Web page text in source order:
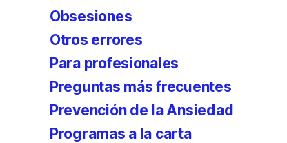
Obsesiones
Otros errores
Para profesionales
Preguntas más frecuentes
Prevención de la Ansiedad
Programas a la carta